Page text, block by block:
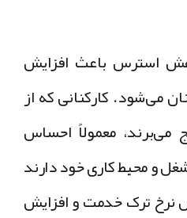
باعث افزایش
کارکنانی که از
معمولاً احساس
و محیط کاری خود دارند
ترک خدمت و افزایش